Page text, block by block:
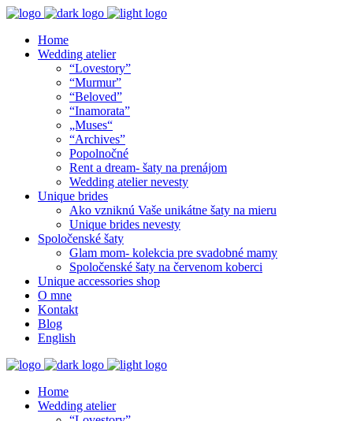
Home
Wedding atelier
“Lovestory”
“Murmur”
“Beloved”
“Inamorata”
„Muses“
“Archives”
Popolnočné
Rent a dream- šaty na prenájom
Wedding atelier nevesty
Unique brides
Ako vzniknú Vaše unikátne šaty na mieru
Unique brides nevesty
Spoločenské šaty
Glam mom- kolekcia pre svadobné mamy
Spoločenské šaty na červenom koberci
Unique accessories shop
O mne
Kontakt
Blog
English
Home
Wedding atelier